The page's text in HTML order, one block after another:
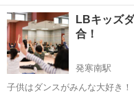
ンスを踊ります。 特に、園児の歳の運動はその後のスポーツ人生を大
きく変えます。 全ての運動機
るダンス。 この時期...
北海道 札幌市 宮の沢駅
LBキッズ
合！
発寒南駅
子供はダンスがみんな大好き